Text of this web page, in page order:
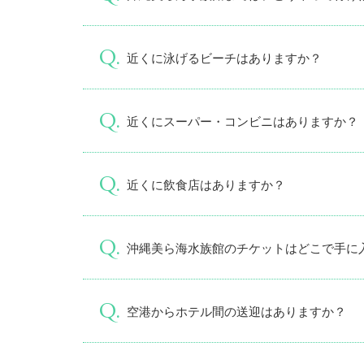
近くに泳げるビーチはありますか？
近くにスーパー・コンビニはありますか？
近くに飲食店はありますか？
沖縄美ら海水族館のチケットはどこで手に
空港からホテル間の送迎はありますか？